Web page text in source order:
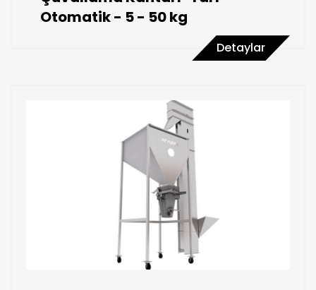
Otomatik - 5 - 50 kg
Detaylar